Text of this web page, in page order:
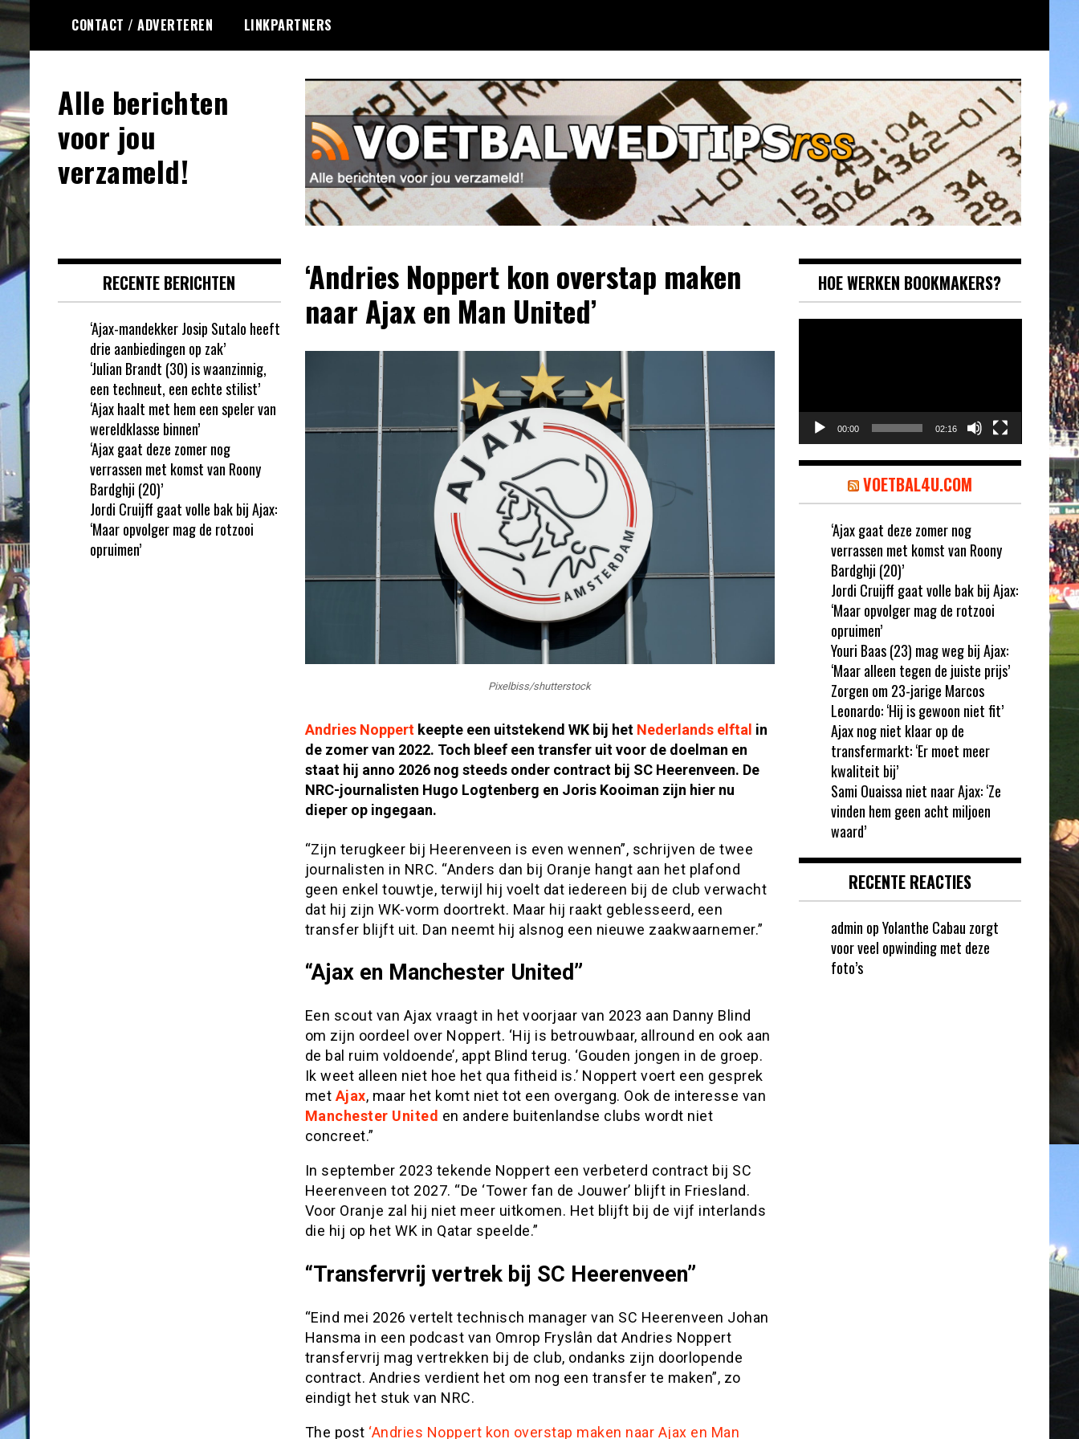
Ga
naar
de
inhoud
CONTACT / ADVERTEREN LINKPARTNERS
Alle berichten
voor jou
verzameld!
‘Andries Noppert kon overstap maken
naar Ajax en Man United’
Pixelbiss/shutterstock
Andries Noppertkeepte een uitstekend WK bij het Nederlands elftal in
de zomer van 2022. Toch bleef een transfer uit voor de doelman en
staat hij anno 2026 nog steeds onder contract bij SC Heerenveen. De
NRC-journalisten Hugo Logtenberg en Joris Kooiman zijn hier nu
dieper op ingegaan.
“Zijn terugkeer bij Heerenveen is even wennen”, schrijven de twee
journalisten in NRC. “Anders dan bij Oranje hangt aan het plafond
geen enkel touwtje, terwijl hij voelt dat iedereen bij de club verwacht
dat hij zijn WK-vorm doortrekt. Maar hij raakt geblesseerd, een
transfer blijft uit. Dan neemt hij alsnog een nieuwe zaakwaarnemer.”
“Ajax en Manchester United”
Een scout van Ajax vraagt in het voorjaar van 2023 aan Danny Blind
om zijn oordeel over Noppert. ‘Hij is betrouwbaar, allround en ook aan
de bal ruim voldoende’, appt Blind terug. ‘Gouden jongen in de groep.
Ik weet alleen niet hoe het qua fitheid is.’ Noppert voert een gesprek
metAjax, maar het komt niet tot een overgang. Ook de interesse van
Manchester United en andere buitenlandse clubs wordt niet
concreet.”
In september 2023 tekende Noppert een verbeterd contract bij SC
Heerenveen tot 2027. “De ‘Tower fan de Jouwer’ blijft in Friesland.
Voor Oranje zal hij niet meer uitkomen. Het blijft bij de vijf interlands
die hij op het WK in Qatar speelde.”
“Transfervrij vertrek bij SC Heerenveen”
“Eind mei 2026 vertelt technisch manager van SC Heerenveen Johan
Hansma in een podcast van Omrop Fryslân dat Andries Noppert
transfervrij mag vertrekken bij de club, ondanks zijn doorlopende
contract. Andries verdient het om nog een transfer te maken”, zo
eindigt het stuk van NRC.
The post ‘Andries Noppert kon overstap maken naar Ajax en Man
RECENTE BERICHTEN
‘Ajax-mandekker Josip Sutalo heeft
drie aanbiedingen op zak’
‘Julian Brandt (30) is waanzinnig,
een techneut, een echte stilist’
‘Ajax haalt met hem een speler van
wereldklasse binnen’
‘Ajax gaat deze zomer nog
verrassen met komst van Roony
Bardghji (20)’
Jordi Cruijff gaat volle bak bij Ajax:
‘Maar opvolger mag de rotzooi
opruimen’
HOE WERKEN BOOKMAKERS?
00:00 02:16
VOETBAL4U.COM
‘Ajax gaat deze zomer nog
verrassen met komst van Roony
Bardghji (20)’
Jordi Cruijff gaat volle bak bij Ajax:
‘Maar opvolger mag de rotzooi
opruimen’
Youri Baas (23) mag weg bij Ajax:
‘Maar alleen tegen de juiste prijs’
Zorgen om 23-jarige Marcos
Leonardo: ‘Hij is gewoon niet fit’
Ajax nog niet klaar op de
transfermarkt: ‘Er moet meer
kwaliteit bij’
Sami Ouaissa niet naar Ajax: ‘Ze
vinden hem geen acht miljoen
waard’
RECENTE REACTIES
admin opYolanthe Cabau zorgt
voor veel opwinding met deze
foto’s